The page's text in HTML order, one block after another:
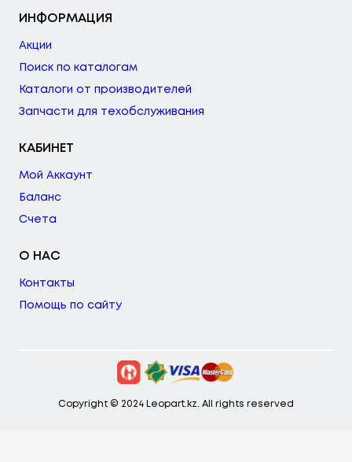
ИНФОРМАЦИЯ
Акции
Поиск по каталогам
Каталоги от производителей
Запчасти для техобслуживания
КАБИНЕТ
Мой Аккаунт
Баланс
Счета
О НАС
Контакты
Помощь по сайту
Copyright © 2024 Leopart.kz. All rights reserved